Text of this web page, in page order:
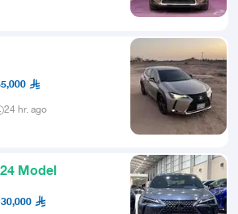
24 hr. ago
Model